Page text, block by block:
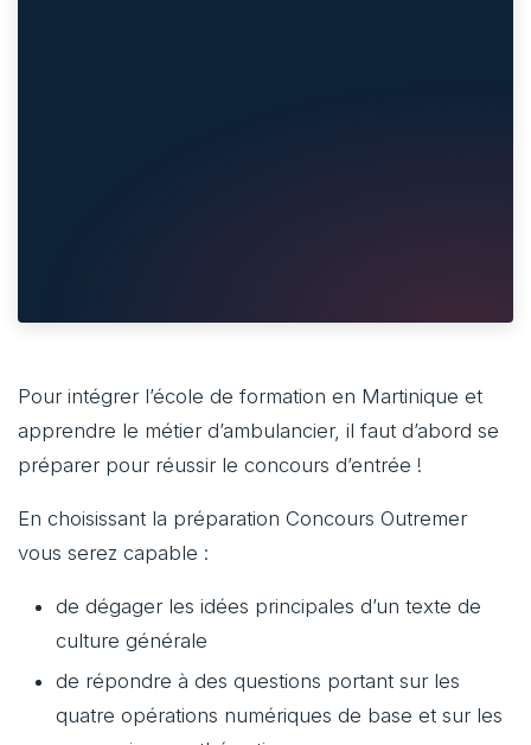
Pour intégrer l’école de formation en Martinique et
apprendre le métier d’ambulancier, il faut d’abord se
préparer pour réussir le concours d’entrée !
En choisissant la préparation Concours Outremer
vous serez capable :
de dégager les idées principales d’un texte de
culture générale
de répondre à des questions portant sur les
quatre opérations numériques de base et sur les